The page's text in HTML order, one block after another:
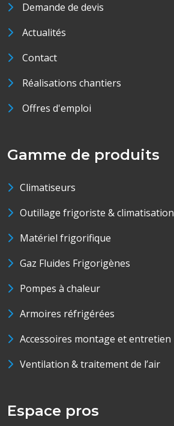
Demande de devis
Actualités
Contact
Réalisations chantiers
Offres d'emploi
Gamme de produits
Climatiseurs
Outillage frigoriste & climatisation
Matériel frigorifique
Gaz Fluides Frigorigènes
Pompes à chaleur
Armoires réfrigérées
Accessoires montage et entretien
Ventilation & traitement de l’air
Espace pros